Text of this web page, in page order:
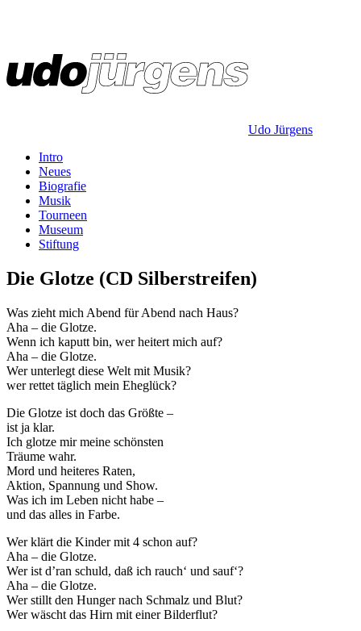
Udo Jürgens
Intro
Neues
Biografie
Musik
Tourneen
Museum
Stiftung
Die Glotze (CD Silberstreifen)
Was zieht mich Abend für Abend nach Haus?
Aha – die Glotze.
Wenn ich kaputt bin, wer heitert mich auf?
Aha – die Glotze.
Wer unterlegt diese Welt mit Musik?
wer rettet täglich mein Eheglück?
Die Glotze ist doch das Größte –
ist ja klar.
Ich glotze mir meine schönsten
Träume wahr.
Mord und heiteres Raten,
Aktion, Spannung und Show.
Was ich im Leben nicht habe –
und das alles in Farbe.
Wer klärt die Kinder mit 4 schon auf?
Aha – die Glotze.
Wer ist d’ran schuld, daß ich rauch‘ und sauf‘?
Aha – die Glotze.
Wer stillt den Hunger nach Schmalz und Blut?
Wer wäscht das Hirn mit einer Bilderflut?